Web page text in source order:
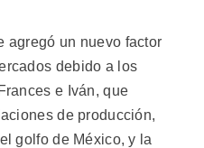
agregó un nuevo factor
debido a los
e Iván, que
de producción,
golfo de México, y la